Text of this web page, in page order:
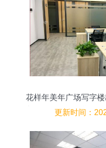
花样年美年广场写字
本租赁,配合现场勘验,
更新时间：